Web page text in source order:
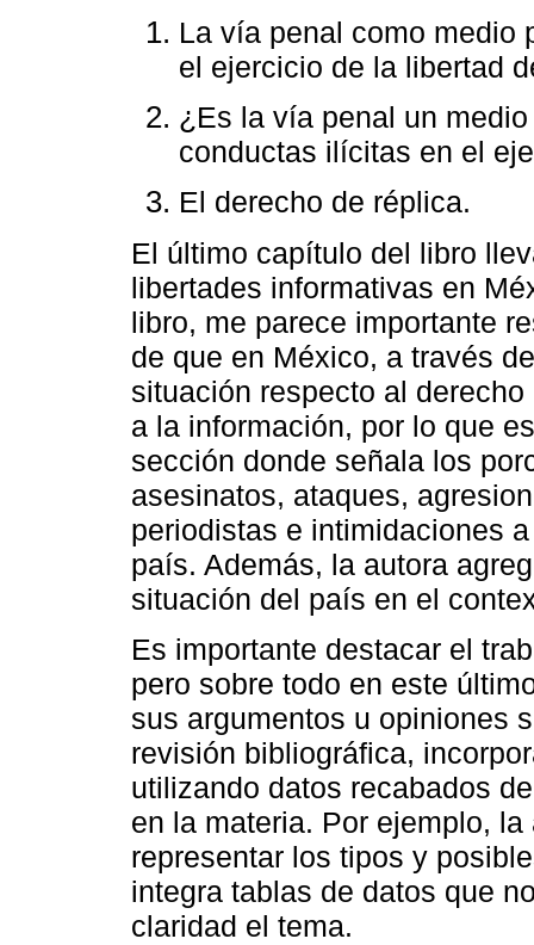
La vía penal como medio
el ejercicio de la libertad
¿Es la vía penal un
conductas ilícitas en el
El derecho de réplica.
El último capítulo del libro
libertades informativas en
libro, me parece importante
de que en México, a través
situación respecto al
a la información, por lo que
sección donde señala los
asesinatos, ataques,
periodistas e intimidaciones
país. Además, la autora
situación del país en el
Es importante destacar el
pero sobre todo en este
sus argumentos u opiniones
revisión bibliográfica,
utilizando datos recabados
en la materia. Por ejemplo,
representar los tipos y
integra tablas de datos que
claridad el tema.